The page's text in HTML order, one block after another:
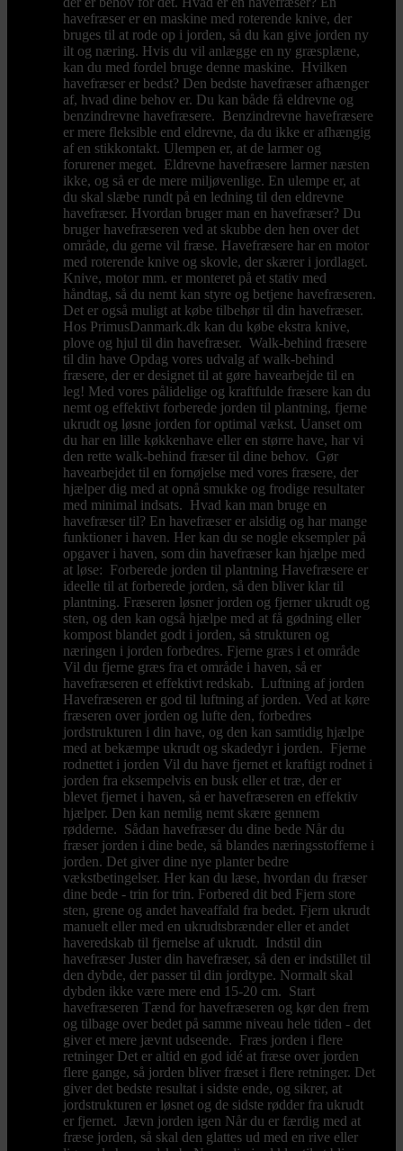
havefræser er en maskine med roterende knive, der
bruges til at rode op i jorden, så du kan give jorden ny
ilt og næring. Hvis du vil anlægge en ny græsplæne,
kan du med fordel bruge denne maskine. Hvilken
havefræser er bedst? Den bedste havefræser afhænger
af, hvad dine behov er. Du kan både få eldrevne og
benzindrevne havefræsere. Benzindrevne havefræsere
er mere fleksible end eldrevne, da du ikke er afhængig
af en stikkontakt. Ulempen er, at de larmer og
forurener meget. Eldrevne havefræsere larmer næsten
ikke, og så er de mere miljøvenlige. En ulempe er, at
du skal slæbe rundt på en ledning til den eldrevne
havefræser. Hvordan bruger man en havefræser? Du
bruger havefræseren ved at skubbe den hen over det
område, du gerne vil fræse. Havefræsere har en motor
med roterende knive og skovle, der skærer i jordlaget.
Knive, motor mm. er monteret på et stativ med
håndtag, så du nemt kan styre og betjene havefræseren.
Det er også muligt at købe tilbehør til din havefræser.
Hos PrimusDanmark.dk kan du købe ekstra knive,
plove og hjul til din havefræser. Walk-behind fræsere
til din have Opdag vores udvalg af walk-behind
fræsere, der er designet til at gøre havearbejde til en
leg! Med vores pålidelige og kraftfulde fræsere kan du
nemt og effektivt forberede jorden til plantning, fjerne
ukrudt og løsne jorden for optimal vækst. Uanset om
du har en lille køkkenhave eller en større have, har vi
den rette walk-behind fræser til dine behov. Gør
havearbejdet til en fornøjelse med vores fræsere, der
hjælper dig med at opnå smukke og frodige resultater
med minimal indsats. Hvad kan man bruge en
havefræser til? En havefræser er alsidig og har mange
funktioner i haven. Her kan du se nogle eksempler på
opgaver i haven, som din havefræser kan hjælpe med
at løse: Forberede jorden til plantning Havefræsere er
ideelle til at forberede jorden, så den bliver klar til
plantning. Fræseren løsner jorden og fjerner ukrudt og
sten, og den kan også hjælpe med at få gødning eller
kompost blandet godt i jorden, så strukturen og
næringen i jorden forbedres. Fjerne græs i et område
Vil du fjerne græs fra et område i haven, så er
havefræseren et effektivt redskab. Luftning af jorden
Havefræseren er god til luftning af jorden. Ved at køre
fræseren over jorden og lufte den, forbedres
jordstrukturen i din have, og den kan samtidig hjælpe
med at bekæmpe ukrudt og skadedyr i jorden. Fjerne
rodnettet i jorden Vil du have fjernet et kraftigt rodnet i
jorden fra eksempelvis en busk eller et træ, der er
blevet fjernet i haven, så er havefræseren en effektiv
hjælper. Den kan nemlig nemt skære gennem
rødderne. Sådan havefræser du dine bede Når du
fræser jorden i dine bede, så blandes næringsstofferne i
jorden. Det giver dine nye planter bedre
vækstbetingelser. Her kan du læse, hvordan du fræser
dine bede - trin for trin. Forbered dit bed Fjern store
sten, grene og andet haveaffald fra bedet. Fjern ukrudt
manuelt eller med en ukrudtsbrænder eller et andet
haveredskab til fjernelse af ukrudt. Indstil din
havefræser Juster din havefræser, så den er indstillet til
den dybde, der passer til din jordtype. Normalt skal
dybden ikke være mere end 15-20 cm. Start
havefræseren Tænd for havefræseren og kør den frem
og tilbage over bedet på samme niveau hele tiden - det
giver et mere jævnt udseende. Fræs jorden i flere
retninger Det er altid en god idé at fræse over jorden
flere gange, så jorden bliver fræset i flere retninger. Det
giver det bedste resultat i sidste ende, og sikrer, at
jordstrukturen er løsnet og de sidste rødder fra ukrudt
er fjernet. Jævn jorden igen Når du er færdig med at
fræse jorden, så skal den glattes ud med en rive eller